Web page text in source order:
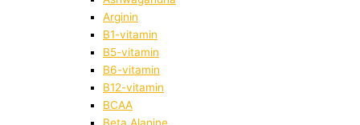
Arginin
B1-vitamin
B5-vitamin
B6-vitamin
B12-vitamin
BCAA